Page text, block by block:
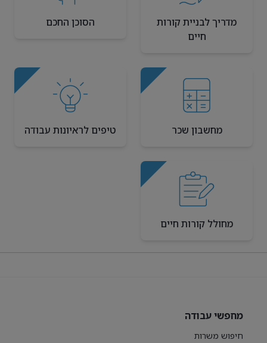
מדריך לבניית קורות
חיים
הסוכן החכם
מחשבון שכר טיפים לראיונות עבודה
מחולל קורות חיים
מחפשי עבודה
חיפוש משרות